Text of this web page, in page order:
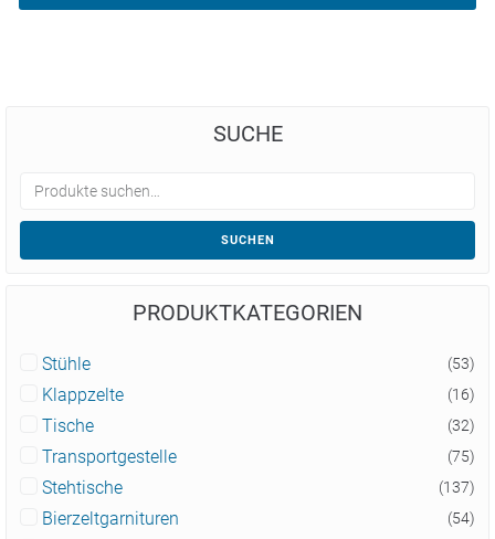
SUCHE
SUCHEN
PRODUKTKATEGORIEN
Stühle (53)
Klappzelte (16)
Tische (32)
Transportgestelle (75)
Stehtische (137)
Bierzeltgarnituren (54)